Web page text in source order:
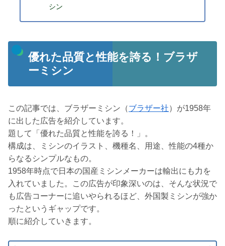
シン
優れた品質と性能を誇る！ブラザ
ーミシン
この記事では、ブラザーミシン（ブラザー社）が1958年
に出した広告を紹介しています。
題して「優れた品質と性能を誇る！」。
構成は、ミシンのイラスト、機種名、用途、性能の4種か
らなるシンプルなもの。
1958年時点で日本の国産ミシンメーカーは輸出にも力を
入れていました。この広告が印象深いのは、そんな状況で
も広告コーナーに追いやられるほど、外国製ミシンが強か
ったというギャップです。
順に紹介していきます。